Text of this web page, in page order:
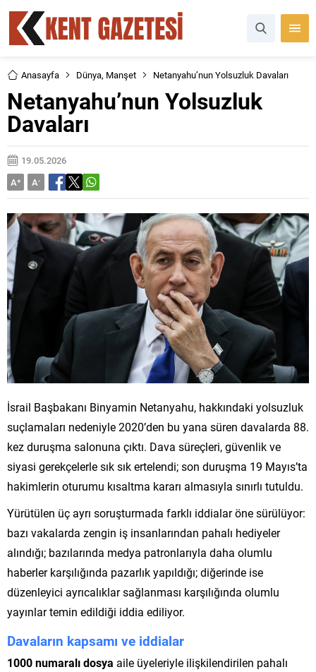
Anasayfa Dünya, Manşet Netanyahu’nun Yolsuzluk Davaları
Netanyahu’nun Yolsuzluk
Davaları
19.05.2026
A+ A-
İsrail Başbakanı Binyamin Netanyahu, hakkındaki yolsuzluk
suçlamaları nedeniyle 2020’den bu yana süren davalarda 88.
kez duruşma salonuna çıktı. Dava süreçleri, güvenlik ve
siyasi gerekçelerle sık sık ertelendi; son duruşma 19 Mayıs’ta
hakimlerin oturumu kısaltma kararı almasıyla sınırlı tutuldu.
Yürütülen üç ayrı soruşturmada farklı iddialar öne sürülüyor:
bazı vakalarda zengin iş insanlarından pahalı hediyeler
alındığı; bazılarında medya patronlarıyla daha olumlu
haberler karşılığında pazarlık yapıldığı; diğerinde ise
düzenleyici ayrıcalıklar sağlanması karşılığında olumlu
yayınlar temin edildiği iddia ediliyor.
Davaların kapsamı ve iddialar
1000 numaralı dosya aile üyeleriyle ilişkilendirilen pahalı